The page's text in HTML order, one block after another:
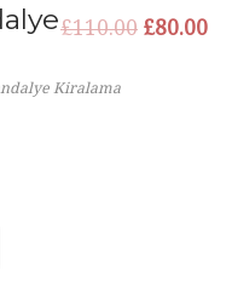
£110.00 Orijinal
£80.00Şu
Kiralama